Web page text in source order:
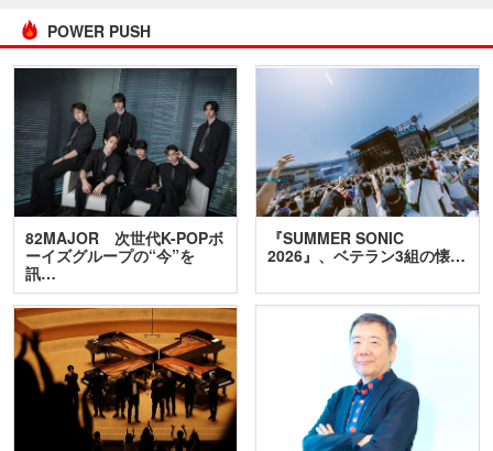
POWER PUSH
82MAJOR 次世代K-POPボ
ーイズグループの“今”を
訊…
『SUMMER SONIC
2026』、ベテラン3組の懐…